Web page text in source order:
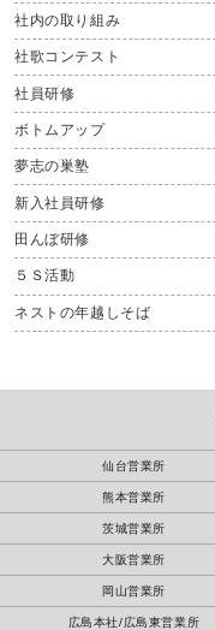
社内の取り組み
社歌コンテスト
社員研修
ボトムアップ
夢志の巣塾
新入社員研修
田んぼ研修
５Ｓ活動
ネストの年越しそば
仙台営業所
熊本営業所
茨城営業所
大阪営業所
岡山営業所
広島本社/広島東営業所